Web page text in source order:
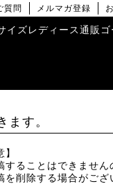
質問 メルマガ登録
イズレディース通販
ます。
ることはできません
削除する場合がござ